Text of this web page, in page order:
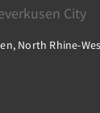
City
North Rhine-